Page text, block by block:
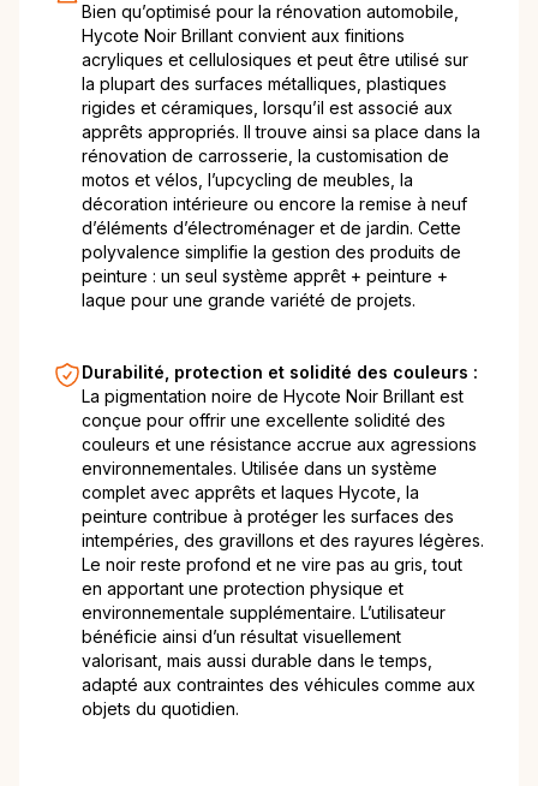
Bien qu’optimisé pour la rénovation automobile,
Hycote Noir Brillant convient aux finitions
acryliques et cellulosiques et peut être utilisé sur
la plupart des surfaces métalliques, plastiques
rigides et céramiques, lorsqu’il est associé aux
apprêts appropriés. Il trouve ainsi sa place dans la
rénovation de carrosserie, la customisation de
motos et vélos, l’upcycling de meubles, la
décoration intérieure ou encore la remise à neuf
d’éléments d’électroménager et de jardin. Cette
polyvalence simplifie la gestion des produits de
peinture : un seul système apprêt + peinture +
laque pour une grande variété de projets.
Durabilité, protection et solidité des couleurs :
La pigmentation noire de Hycote Noir Brillant est
conçue pour offrir une excellente solidité des
couleurs et une résistance accrue aux agressions
environnementales. Utilisée dans un système
complet avec apprêts et laques Hycote, la
peinture contribue à protéger les surfaces des
intempéries, des gravillons et des rayures légères.
Le noir reste profond et ne vire pas au gris, tout
en apportant une protection physique et
environnementale supplémentaire. L’utilisateur
bénéficie ainsi d’un résultat visuellement
valorisant, mais aussi durable dans le temps,
adapté aux contraintes des véhicules comme aux
objets du quotidien.